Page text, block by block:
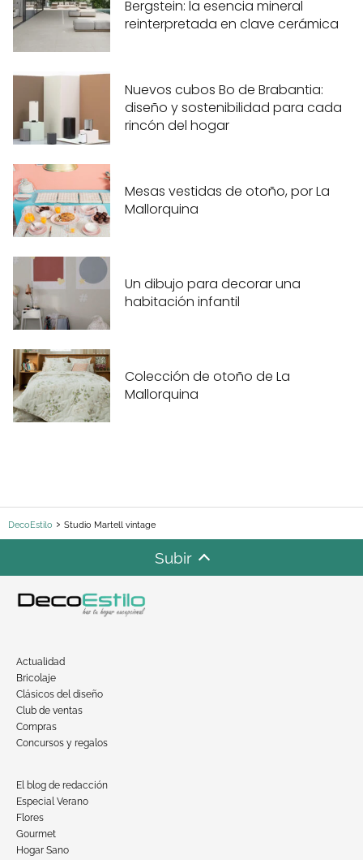
Bergstein: la esencia mineral
reinterpretada en clave cerámica
Nuevos cubos Bo de Brabantia:
diseño y sostenibilidad para cada
rincón del hogar
Mesas vestidas de otoño, por La
Mallorquina
Un dibujo para decorar una
habitación infantil
Colección de otoño de La
Mallorquina
DecoEstilo Studio Martell vintage
Subir
Actualidad
Bricolaje
Clásicos del diseño
Club de ventas
Compras
Concursos y regalos
El blog de redacción
Especial Verano
Flores
Gourmet
Hogar Sano